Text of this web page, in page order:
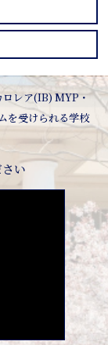
ロレア(IB) MYP・
を受けられる学校
い